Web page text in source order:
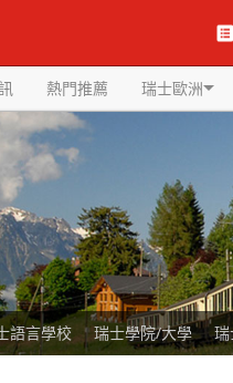
熱門推薦 瑞士歐洲
語言學校 瑞士學院/大學